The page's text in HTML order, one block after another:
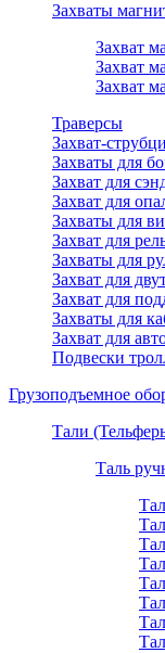
Захваты
Захват
Захват
Захват
Траверсы
Захват-
Захваты для
Захват для
Захват для
Захваты для
Захват для
Захваты для
Захват для
Захват для
Захваты для
Захват для
Подвески
Грузоподъемное
Тали
Таль